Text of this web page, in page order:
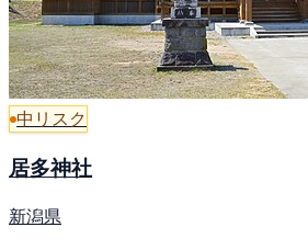
中リスク
居多神社
新潟県